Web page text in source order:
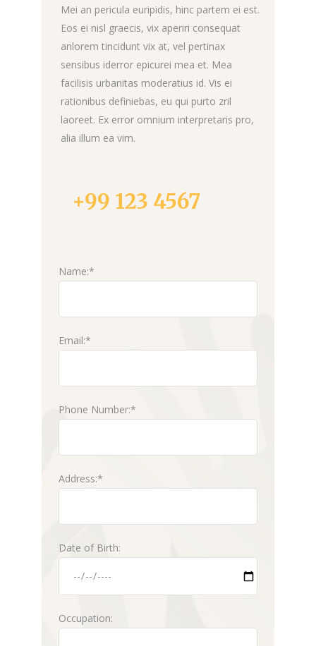
Mei an pericula euripidis, hinc partem ei est.
Eos ei nisl graecis, vix aperiri consequat
anlorem tincidunt vix at, vel pertinax
sensibus iderror epicurei mea et. Mea
facilisis urbanitas moderatius id. Vis ei
rationibus definiebas, eu qui purto zril
laoreet. Ex error omnium interpretaris pro,
alia illum ea vim.
+99 123 4567
Name:*
Email:*
Phone Number:*
Address:*
Date of Birth:
Occupation: